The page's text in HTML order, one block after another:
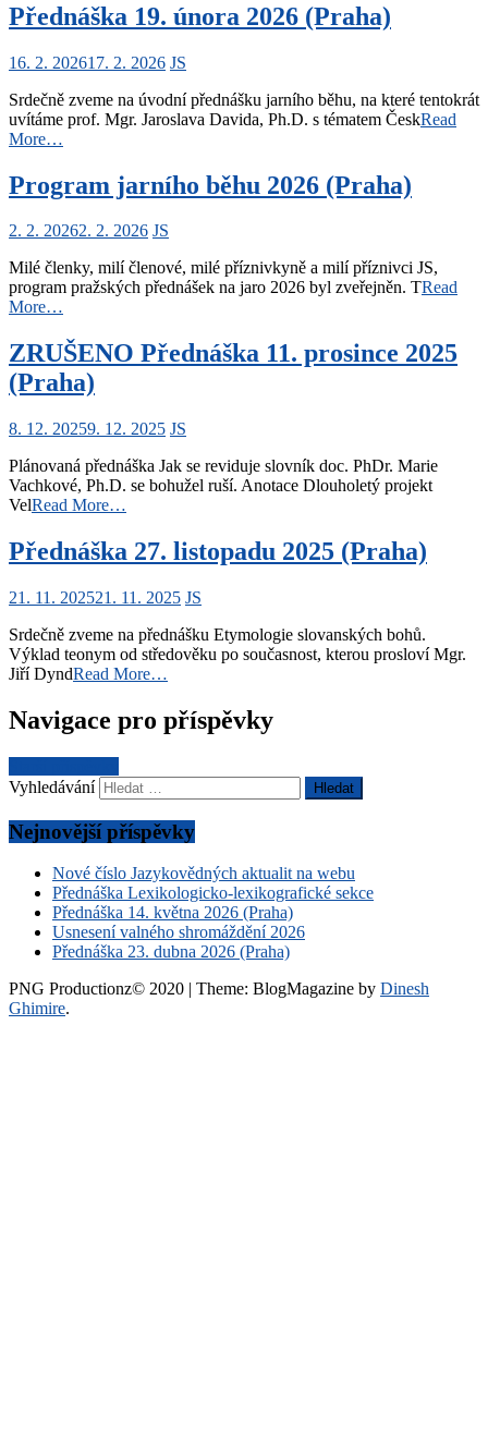
Přednáška 19. února 2026 (Praha)
16. 2. 202617. 2. 2026 JS
Srdečně zveme na úvodní přednášku jarního běhu, na které tentokrát
uvítáme prof. Mgr. Jaroslava Davida, Ph.D. s tématem ČeskRead
More…
Program jarního běhu 2026 (Praha)
2. 2. 20262. 2. 2026 JS
Milé členky, milí členové, milé příznivkyně a milí příznivci JS,
program pražských přednášek na jaro 2026 byl zveřejněn. TRead
More…
ZRUŠENO Přednáška 11. prosince 2025
(Praha)
8. 12. 20259. 12. 2025 JS
Plánovaná přednáška Jak se reviduje slovník doc. PhDr. Marie
Vachkové, Ph.D. se bohužel ruší. Anotace Dlouholetý projekt
VelRead More…
Přednáška 27. listopadu 2025 (Praha)
21. 11. 202521. 11. 2025 JS
Srdečně zveme na přednášku Etymologie slovanských bohů.
Výklad teonym od středověku po současnost, kterou prosloví Mgr.
Jiří DyndRead More…
Navigace pro příspěvky
Vyhledávání
Nejnovější příspěvky
Nové číslo Jazykovědných aktualit na webu
Přednáška Lexikologicko-lexikografické sekce
Přednáška 14. května 2026 (Praha)
Usnesení valného shromáždění 2026
Přednáška 23. dubna 2026 (Praha)
PNG Productionz© 2020 | Theme: BlogMagazine by Dinesh
Ghimire.